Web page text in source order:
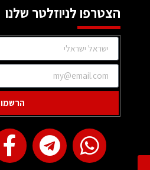
הצטרפו לניוזלטר שלנו
הרשמו